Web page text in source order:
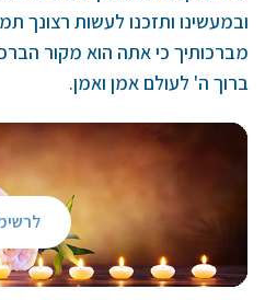
ובמעשינו ותזכנו לעשות רצונך
מברכותיך כי אתה הוא מקור
ברוך ה' לעולם אמן ואמן.